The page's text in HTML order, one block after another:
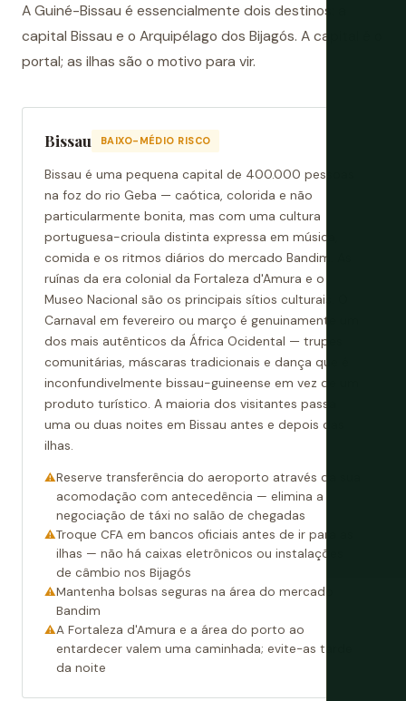
A Guiné-Bissau é essencialmente dois destinos: a
capital Bissau e o Arquipélago dos Bijagós. A capital é o
portal; as ilhas são o motivo para vir.
Bissau BAIXO-MÉDIO RISCO
Bissau é uma pequena capital de 400.000 pessoas
na foz do rio Geba — caótica, colorida e não
particularmente bonita, mas com uma cultura
portuguesa-crioula distinta expressa em música,
comida e os ritmos diários do mercado Bandim. As
ruínas da era colonial da Fortaleza d'Amura e o
Museo Nacional são os principais sítios culturais. O
Carnaval em fevereiro ou março é genuinamente um
dos mais autênticos da África Ocidental — trupes
comunitárias, máscaras tradicionais e dança que é
inconfundivelmente bissau-guineense em vez de um
produto turístico. A maioria dos visitantes passa
uma ou duas noites em Bissau antes e depois das
ilhas.
Reserve transferência do aeroporto através da sua
acomodação com antecedência — elimina a
negociação de táxi no salão de chegadas
Troque CFA em bancos oficiais antes de ir para as
ilhas — não há caixas eletrônicos ou instalações
de câmbio nos Bijagós
Mantenha bolsas seguras na área do mercado
Bandim
A Fortaleza d'Amura e a área do porto ao
entardecer valem uma caminhada; evite-as tarde
da noite